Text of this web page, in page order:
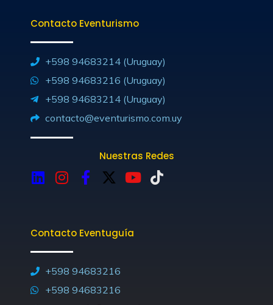
Contacto Eventurismo
+598 94683214 (Uruguay)
+598 94683216 (Uruguay)
+598 94683214 (Uruguay)
contacto@eventurismo.com.uy
Nuestras Redes
L
e
d
i
n
I
a
g
r
a
m
F
b
o
k
-
X
i
t
e
r
Y
u
T
Contacto Eventuguía
+598 94683216
+598 94683216